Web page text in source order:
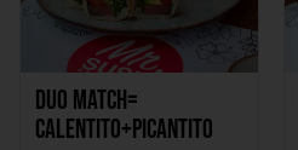
DUO MATCH=
CALENTITO+PICANTITO